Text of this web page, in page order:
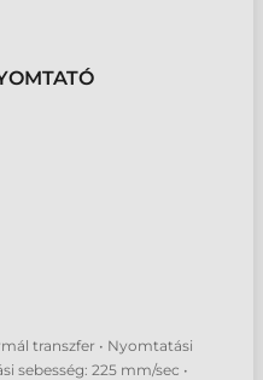
transzfer • Nyomtatási
sebesség: 225 mm/sec •